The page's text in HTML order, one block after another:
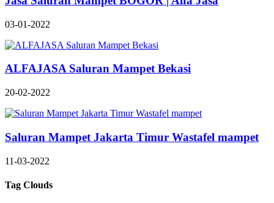
03-01-2022
ALFAJASA Saluran Mampet Bekasi
20-02-2022
Saluran Mampet Jakarta Timur Wastafel mampet
11-03-2022
Tag Clouds